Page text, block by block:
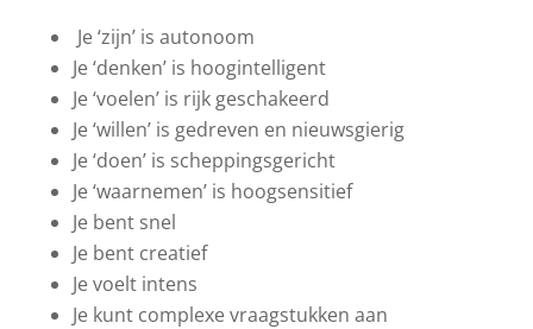
Je ‘zijn’ is autonoom
Je ‘denken’ is hoogintelligent
Je ‘voelen’ is rijk geschakeerd
Je ‘willen’ is gedreven en nieuwsgierig
Je ‘doen’ is scheppingsgericht
Je ‘waarnemen’ is hoogsensitief
Je bent snel
Je bent creatief
Je voelt intens
Je kunt complexe vraagstukken aan